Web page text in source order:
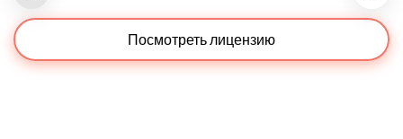
Посмотреть лицензию